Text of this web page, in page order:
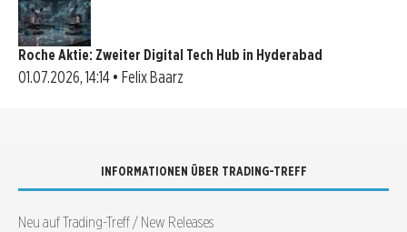
Roche Aktie: Zweiter Digital Tech Hub in Hyderabad
01.07.2026, 14:14 • Felix Baarz
INFORMATIONEN ÜBER TRADING-TREFF
Neu auf Trading-Treff / New Releases